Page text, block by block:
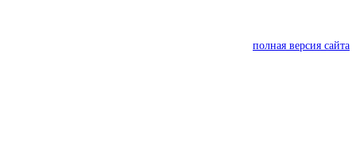
полная версия сайта